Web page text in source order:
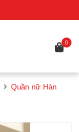
0
Quần nữ Hàn